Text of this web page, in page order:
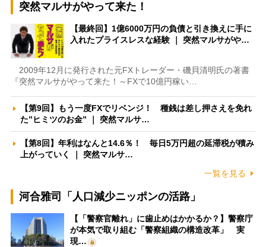
突然マルサがやって来た！
【最終回】1億6000万円の負債と引き換えに手に
入れたプライスレスな経験 ｜ 突然マルサがや…
2009年12月に発行された元FXトレーダー・磯貝清明氏の著書
『突然マルサがやって来た！～FXで10億円稼い…
【第9回】もう一度FXでリベンジ！ 種銭は差し押さえを免れ
た”ヒミツのお金” ｜ 突然マルサ…
【第8回】年利はなんと14.6％！ 毎日5万円超の延滞税が積み
上がっていく ｜ 突然マルサ…
一覧を見る
河合雅司「人口減少ニッポンの活路」
【「警察官離れ」に歯止めはかかるか？】警察庁
が本気で取り組む「警察組織の構造改革」 実
現…